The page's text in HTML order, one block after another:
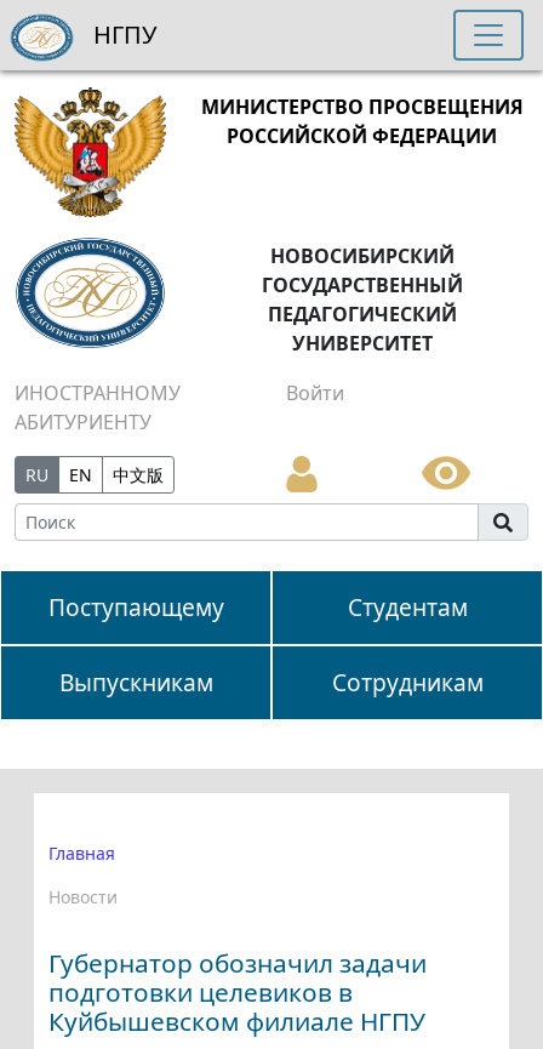
МИНИСТЕРСТВО ПРОСВЕЩЕНИЯ
РОССИЙСКОЙ ФЕДЕРАЦИИ
НОВОСИБИРСКИЙ
ГОСУДАРСТВЕННЫЙ
ПЕДАГОГИЧЕСКИЙ
УНИВЕРСИТЕТ
ИНОСТРАННОМУ
АБИТУРИЕНТУ
Войти
RU EN 中文版
Поступающему Студентам
Выпускникам Сотрудникам
НГПУ
Главная
Новости
Губернатор обозначил задачи
подготовки целевиков в
Куйбышевском филиале НГПУ